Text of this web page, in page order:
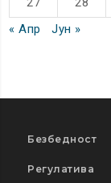
« Апр
Јун »
Безбедност
Регулатива